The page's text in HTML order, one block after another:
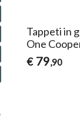
Tappeti in
One
€ 79,90